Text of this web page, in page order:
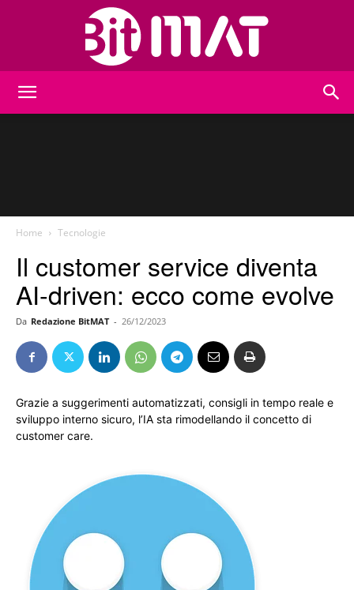
Home Tecnologie
Il customer service diventa
AI-driven: ecco come evolve
Da Redazione BitMAT - 26/12/2023
Grazie a suggerimenti automatizzati, consigli in tempo reale e
sviluppo interno sicuro, l’IA sta rimodellando il concetto di
customer care.